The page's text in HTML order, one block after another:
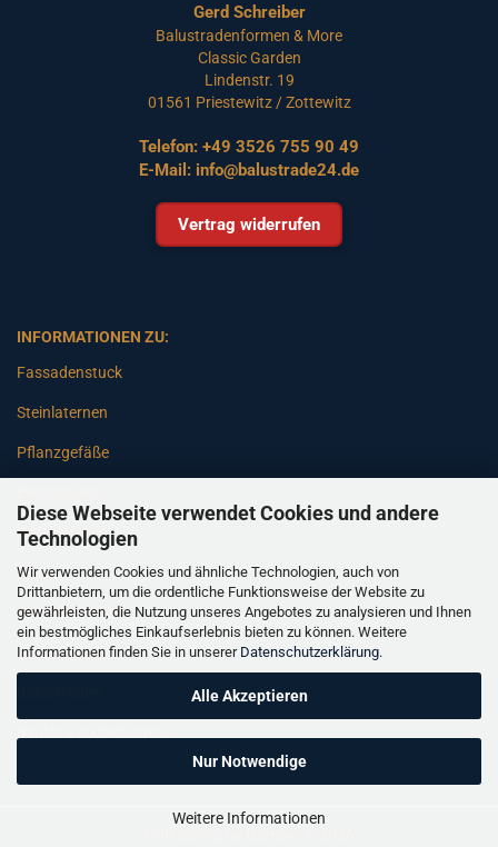
Diese Webseite verwendet Cookies und andere
Technologien
Wir verwenden Cookies und ähnliche Technologien, auch von
Drittanbietern, um die ordentliche Funktionsweise der Website zu
gewährleisten, die Nutzung unseres Angebotes zu analysieren und Ihnen
ein bestmögliches Einkaufserlebnis bieten zu können. Weitere
Informationen finden Sie in unserer Datenschutzerklärung.
Alle Akzeptieren
Nur Notwendige
Weitere Informationen
Gerd Schreiber
Balustradenformen & More
Classic Garden
Lindenstr. 19
01561 Priestewitz / Zottewitz
Telefon: +49 3526 755 90 49
E-Mail: info@balustrade24.de
Vertrag widerrufen
INFORMATIONEN ZU:
Fassadenstuck
Steinlaternen
Pflanzgefäße
Gartenbänke
Pfeiler
Gartenbrunnen
Gartenfiguren